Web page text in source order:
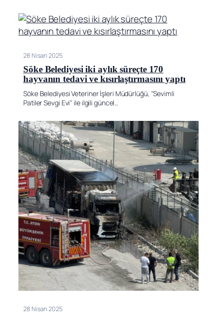
28 Nisan 2025
Söke Belediyesi iki aylık süreçte 170
hayvanın tedavi ve kısırlaştırmasını yaptı
Söke Belediyesi Veteriner İşleri Müdürlüğü, "Sevimli
Patiler Sevgi Evi" ile ilgili güncel…
28 Nisan 2025